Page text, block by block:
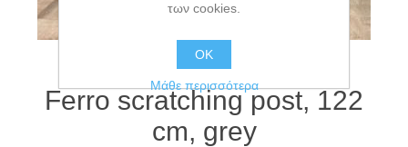
Ferro scratching post, 122
cm, grey
των cookies.
ΟΚ
Μάθε περισσότερα